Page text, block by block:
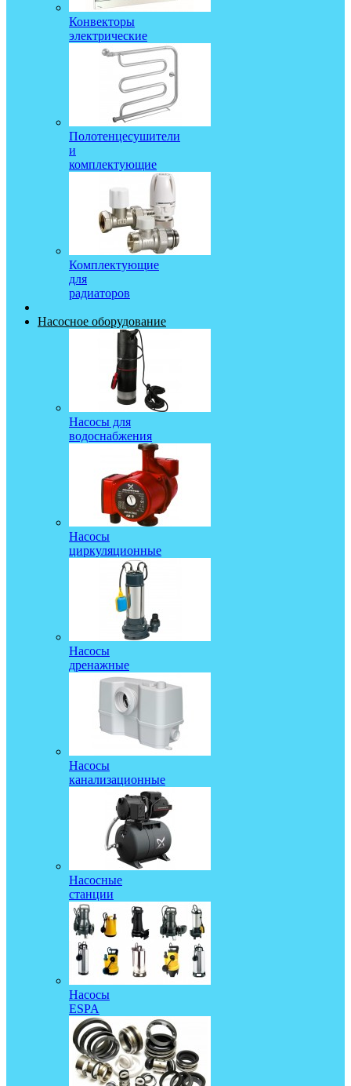
Конвекторы
электрические
Полотенцесушители
и
комплектующие
Комплектующие
для
радиаторов
Насосное оборудование
Насосы для
водоснабжения
Насосы
циркуляционные
Насосы
дренажные
Насосы
канализационные
Насосные
станции
Насосы
ESPA